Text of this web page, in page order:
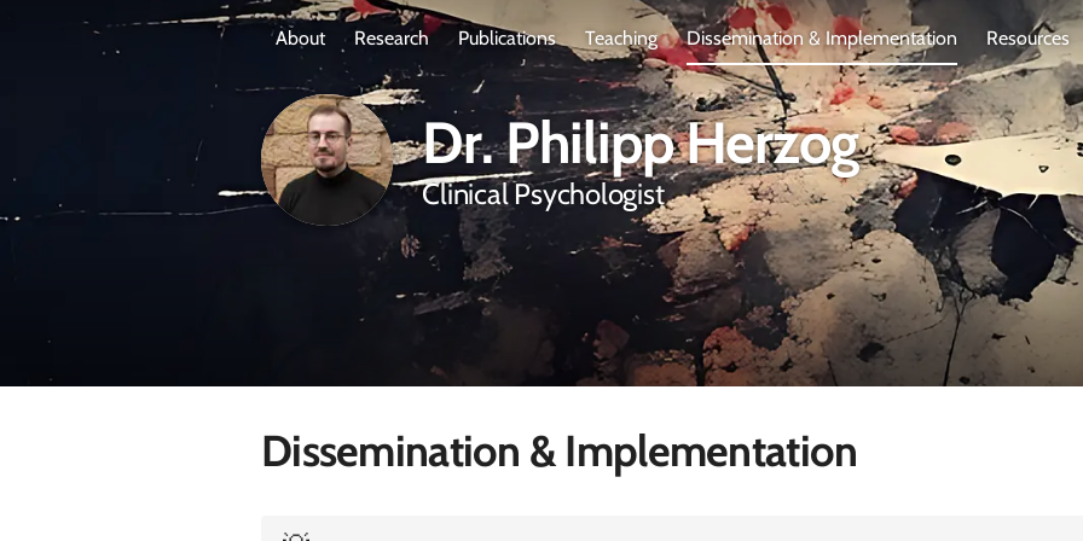
About Research Publications Teaching Dissemination & Implementation Resources
Dr. Philipp Herzog
Clinical Psychologist
Dissemination & Implementation